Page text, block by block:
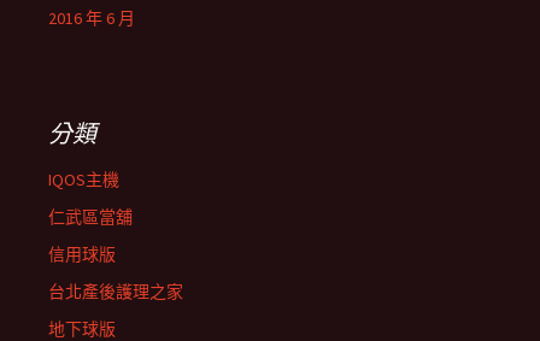
2016 年 6 月
分類
IQOS主機
仁武區當舖
信用球版
台北產後護理之家
地下球版